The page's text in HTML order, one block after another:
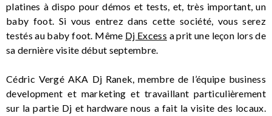
platines à dispo pour démos et tests, et, très important, un
baby foot. Si vous entrez dans cette société, vous serez
testés au baby foot. Même Dj Excess a prit une leçon lors de
sa dernière visite début septembre.
Cédric Vergé AKA Dj Ranek, membre de l’équipe business
development et marketing et travaillant particulièrement
sur la partie Dj et hardware nous a fait la visite des locaux.